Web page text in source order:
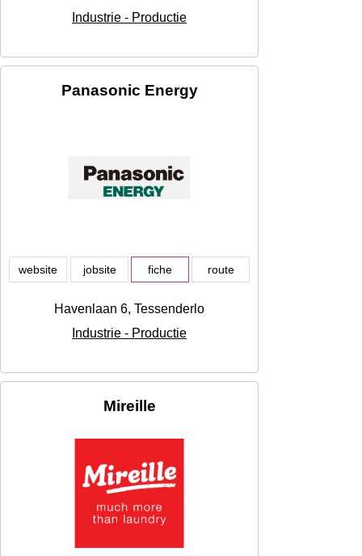
Industrie - Productie
Panasonic Energy
website jobsite fiche route
Havenlaan 6, Tessenderlo
Industrie - Productie
Mireille